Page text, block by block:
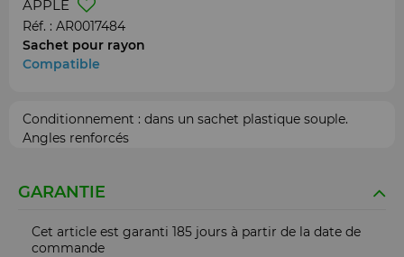
APPLE
Réf. : AR0017484
Sachet pour rayon
Compatible
Conditionnement : dans un sachet plastique souple.
Angles renforcés
GARANTIE
Cet article est garanti 185 jours à partir de la date de
commande